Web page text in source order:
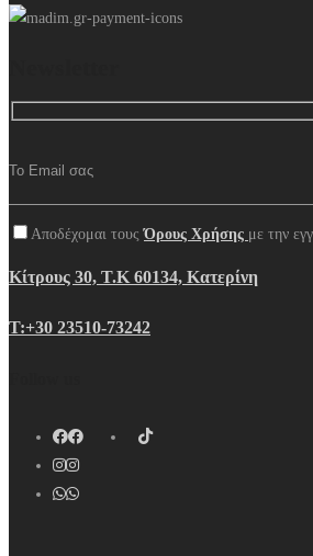
Αποδέχομαι τουςΌρους Χρήσης με την
Κίτρους 30, Τ.Κ 60134, Κατερίνη
Τ:+30 23510-73242